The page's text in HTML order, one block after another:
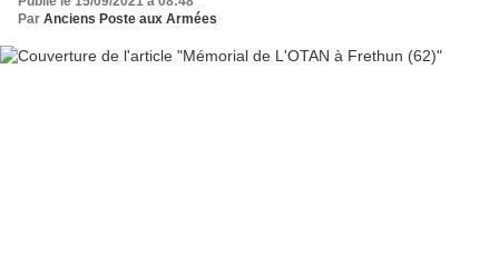
Par Anciens Poste aux Armées